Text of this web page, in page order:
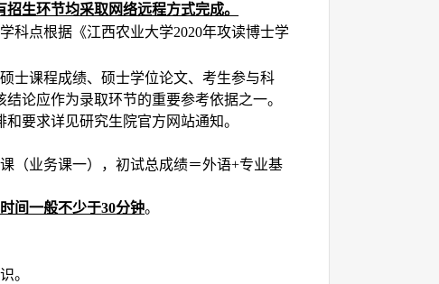
招生环节均采取网络远程方式完成。
科点根据《江西农业大学2020年攻读博士学
士课程成绩、硕士学位论文、考生参与科
论应作为录取环节的重要参考依据之一。
和要求详见研究生院官方网站通知。
（业务课一），初试总成绩＝外语+专业基
间一般不少于30分钟。
。